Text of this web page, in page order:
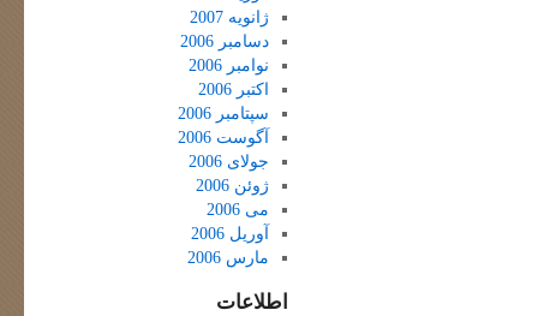
ژانویه 2007
دسامبر 2006
نوامبر 2006
اکتبر 2006
سپتامبر 2006
آگوست 2006
جولای 2006
ژوئن 2006
می 2006
آوریل 2006
مارس 2006
اطلاعات